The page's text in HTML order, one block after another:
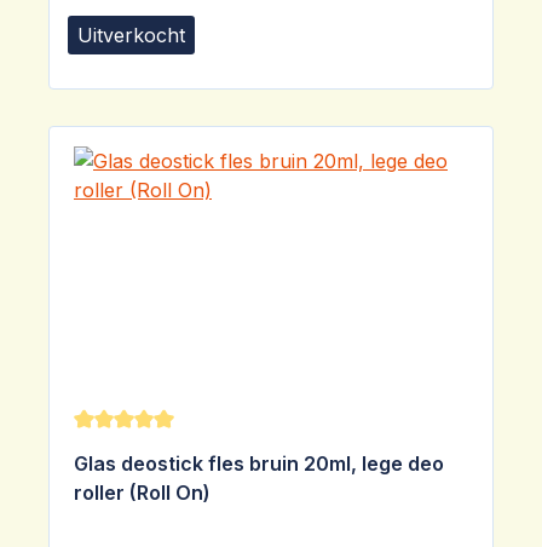
Uitverkocht
Gemiddelde waardering van 5 van 5 sterren
Glas deostick fles bruin 20ml, lege deo
roller (Roll On)